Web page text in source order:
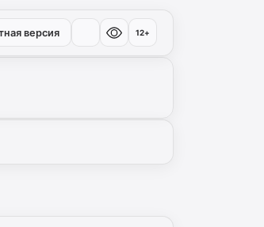
версия 12+